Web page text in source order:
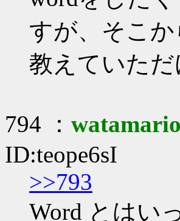
すが、そこ
教えていた
794 ：
ID:teope6sI
>>793
Word とはい